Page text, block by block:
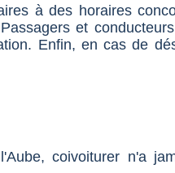
à des horaires
et
Enfin, en cas de
coivoiturer n'a